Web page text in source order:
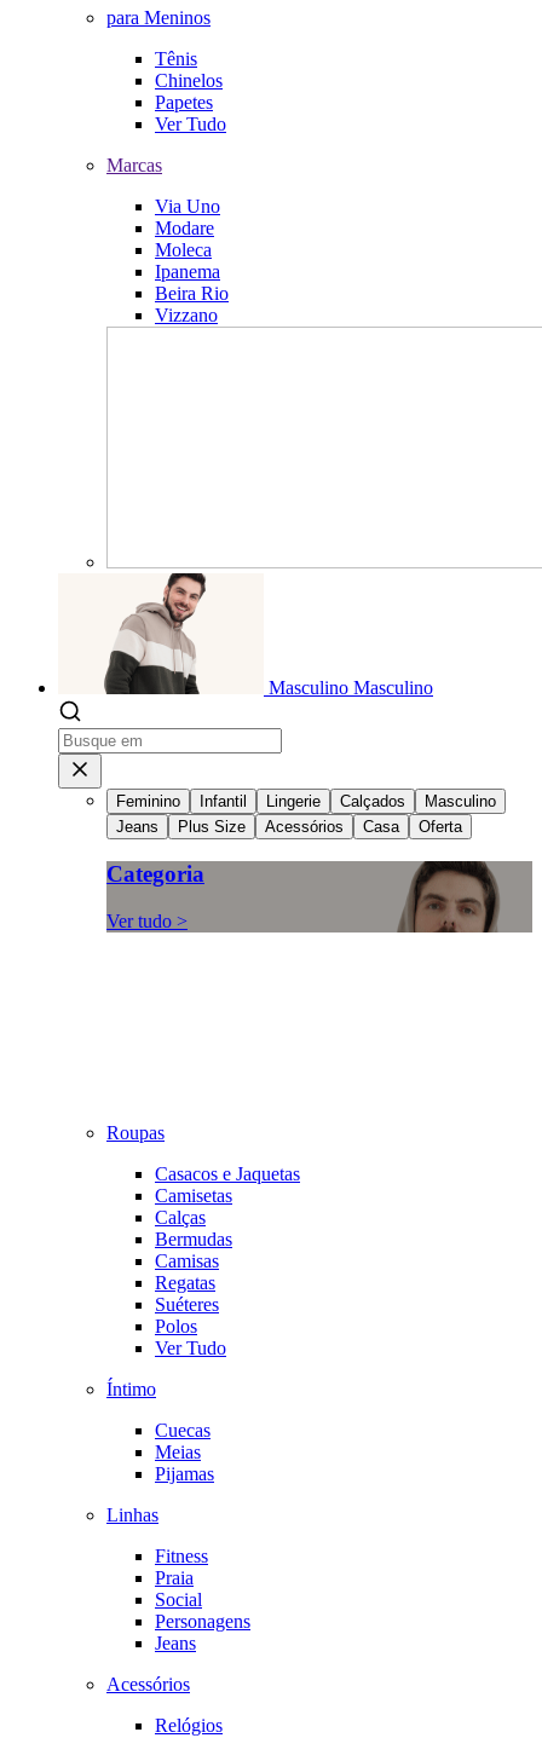
para Meninos
Tênis
Chinelos
Papetes
Ver Tudo
Marcas
Via Uno
Modare
Moleca
Ipanema
Beira Rio
Vizzano
Masculino Masculino
Feminino Infantil Lingerie Calçados
Masculino
Jeans
Plus Size Acessórios Casa Oferta
Categoria
Ver tudo >
Roupas
Casacos e Jaquetas
Camisetas
Calças
Bermudas
Camisas
Regatas
Suéteres
Polos
Ver Tudo
Íntimo
Cuecas
Meias
Pijamas
Linhas
Fitness
Praia
Social
Personagens
Jeans
Acessórios
Relógios